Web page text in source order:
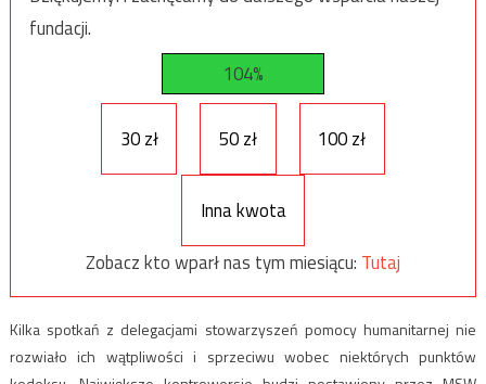
fundacji.
104%
30 zł 50 zł 100 zł
Inna kwota
Zobacz kto wparł nas tym miesiącu: Tutaj
Kilka spotkań z delegacjami stowarzyszeń pomocy humanitarnej nie
rozwiało ich wątpliwości i sprzeciwu wobec niektórych punktów